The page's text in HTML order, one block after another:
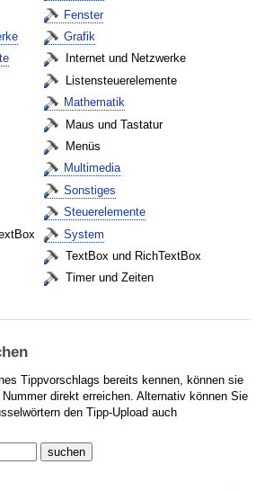
Fenster
Grafik
Internet und Netzwerke
Listensteuerelemente
Mathematik
Maus und Tastatur
Menüs
Multimedia
Sonstiges
Steuerelemente
System
TextBox und RichTextBox
Timer und Zeiten
Tippvorschlags bereits kennen, können sie
direkt erreichen. Alternativ können Sie
den Tipp-Upload auch